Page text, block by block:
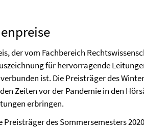
der vom Fachbereich
für hervorragende
ist. Die Preisträger des
Zeiten vor der Pandemie in den
erbringen.
des Sommersemesters